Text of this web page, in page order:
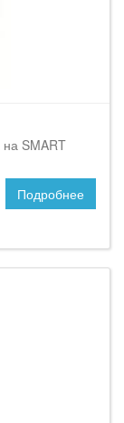
SMART
Подробнее